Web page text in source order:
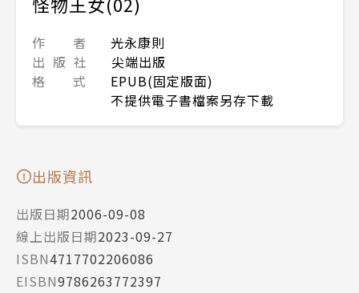
作 者
光永康則
出 版 社
尖端出版
格 式
EPUB(固定版面)
不提供電子書檔案另存下載
出版資訊
出版日期2006-09-08
線上出版日期2023-09-27
ISBN4717702206086
EISBN9786263772397